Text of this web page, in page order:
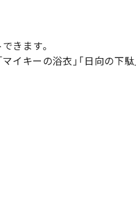
きます。
イキーの浴衣」「日向の下駄